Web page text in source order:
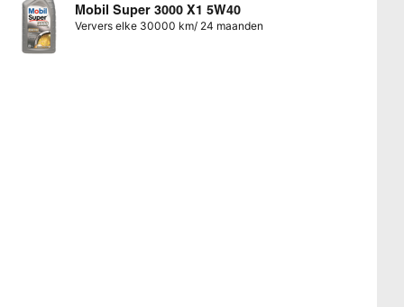
Mobil Super 3000 X1 5W40
Ververs elke 30000 km/ 24 maanden